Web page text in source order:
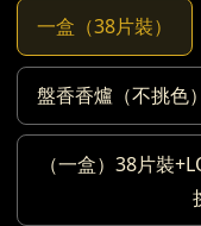
一盒（38片裝）
盤香香爐（不挑色）
（一盒）38片裝